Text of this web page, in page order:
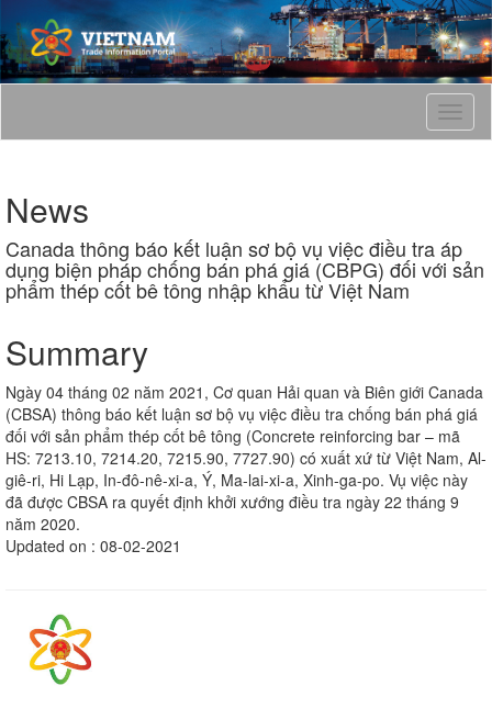
T
o
n
a
i
o
n
News
Canada thông báo kết luận sơ bộ vụ việc điều tra áp
dụng biện pháp chống bán phá giá (CBPG) đối với sản
phẩm thép cốt bê tông nhập khẩu từ Việt Nam
Summary
Ngày 04 tháng 02 năm 2021, Cơ quan Hải quan và Biên giới Canada
(CBSA) thông báo kết luận sơ bộ vụ việc điều tra chống bán phá giá
đối với sản phẩm thép cốt bê tông (Concrete reinforcing bar – mã
HS: 7213.10, 7214.20, 7215.90, 7727.90) có xuất xứ từ Việt Nam, Al-
giê-ri, Hi Lạp, In-đô-nê-xi-a, Ý, Ma-lai-xi-a, Xinh-ga-po. Vụ việc này
đã được CBSA ra quyết định khởi xướng điều tra ngày 22 tháng 9
năm 2020.
Updated on : 08-02-2021